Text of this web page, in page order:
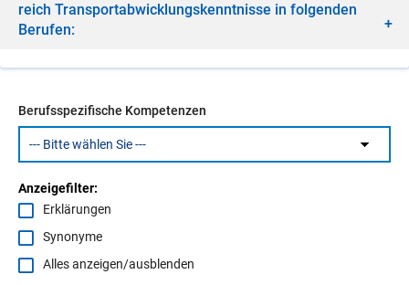
reich Trans­port­ab­wick­lungs­kennt­nis­se in fol­gen­den
Be­ru­fen:
Berufsspezifische Kompetenzen
Anzeigefilter:
Erklärungen
Synonyme
Alles anzeigen/ausblenden